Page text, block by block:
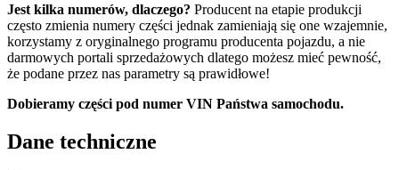
Jest kilka numerów, dlaczego? Producent na etapie produkcji
często zmienia numery części jednak zamieniają się one wzajemnie,
korzystamy z oryginalnego programu producenta pojazdu, a nie
darmowych portali sprzedażowych dlatego możesz mieć pewność,
że podane przez nas parametry są prawidłowe!
Dobieramy części pod numer VIN Państwa samochodu.
Dane techniczne